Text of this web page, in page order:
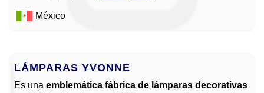
México
LÁMPARAS YVONNE
Es una emblemática fábrica de lámparas decorativas